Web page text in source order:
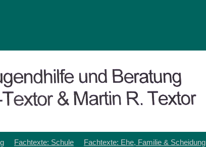
Fachtexte: Schule Fachtexte: Ehe, Familie & Scheidung